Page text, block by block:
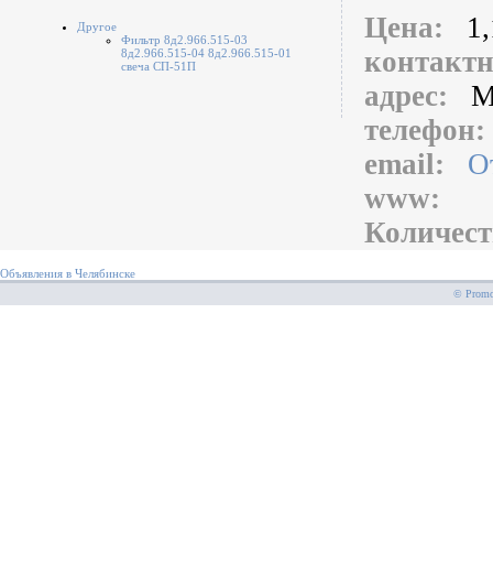
Другое
Фильтр 8д2.966.515-03
8д2.966.515-04 8д2.966.515-01
свеча СП-51П
Цена:
адрес:
email:
www:
Объявления в Челябинске
©